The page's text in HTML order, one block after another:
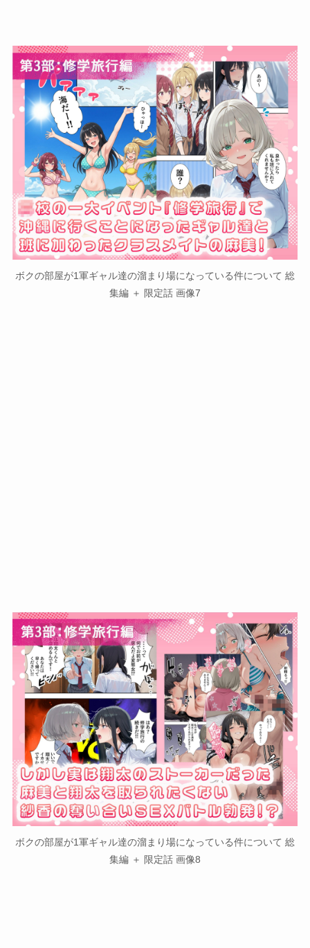
ボクの部屋が1軍ギャル達の溜まり場になっている件について 総
集編 ＋ 限定話 画像7
ボクの部屋が1軍ギャル達の溜まり場になっている件について 総
集編 ＋ 限定話 画像8